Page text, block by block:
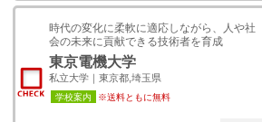
時代の変化に柔軟に適応しながら、人や社
会の未来に貢献できる技術者を育成
東京電機大学
私立大学｜東京都,埼玉県
学校案内 ※送料ともに無料